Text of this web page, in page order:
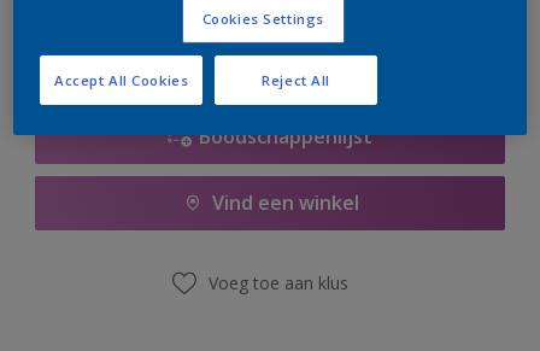
Boodschappenlijst
Vind een winkel
Voeg toe aan klus
Cookies Settings
Reject All
Accept All Cookies